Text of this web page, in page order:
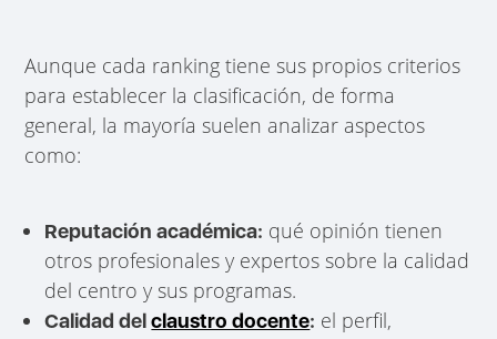
Aunque cada ranking tiene sus propios criterios
para establecer la clasificación, de forma
general, la mayoría suelen analizar aspectos
como:
Reputación académica: qué opinión tienen
otros profesionales y expertos sobre la calidad
del centro y sus programas.
Calidad delclaustro docente: el perfil,